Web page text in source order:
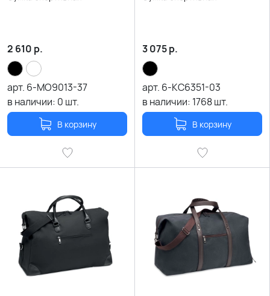
2 610 р.
арт. 6-MO9013-37
в наличии: 0 шт.
В корзину
3 075р.
арт. 6-KC6351-03
в наличии: 1768шт.
В корзину